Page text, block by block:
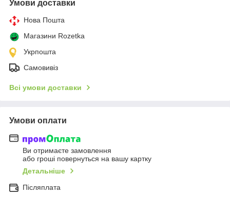
Умови доставки
Нова Пошта
Магазини Rozetka
Укрпошта
Самовивіз
Всі умови доставки
Умови оплати
Ви отримаєте замовлення
або гроші повернуться на вашу картку
Детальніше
Післяплата